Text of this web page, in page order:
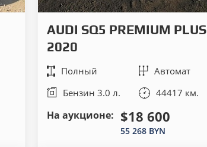
AUDI SQ5 PREMIUM PLUS
2020
Полный
Автомат
Бензин 3.0 л.
44417 км.
На аукционе: $18 600
55 268 BYN